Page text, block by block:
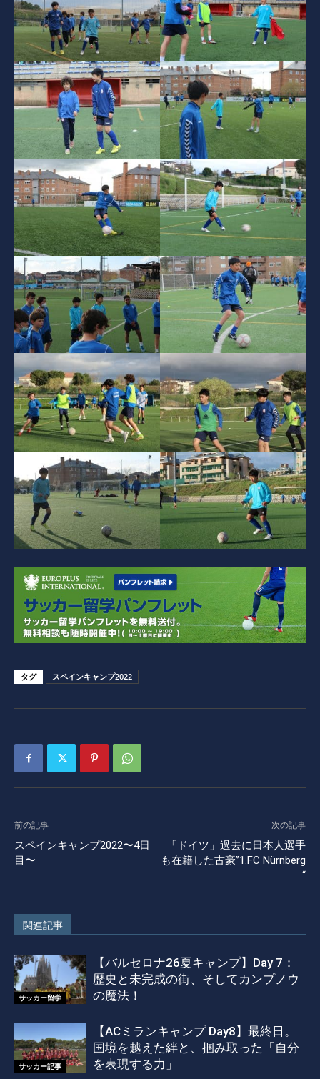
タグ スペインキャンプ2022
前の記事
スペインキャンプ2022〜4日
目〜
次の記事
「ドイツ」過去に日本人選手
も在籍した古豪”1.FC Nürnberg
“
関連記事
サッカー留学
【バルセロナ26夏キャンプ】Day 7：
歴史と未完成の街、そしてカンプノウ
の魔法！
サッカー記事
【ACミランキャンプ Day8】最終日。
国境を越えた絆と、掴み取った「自分
を表現する力」